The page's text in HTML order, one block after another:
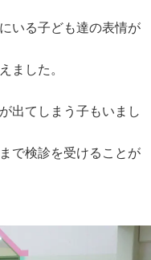
いる子ども達の表情が
ました。
出てしまう子もいまし
で検診を受けることが